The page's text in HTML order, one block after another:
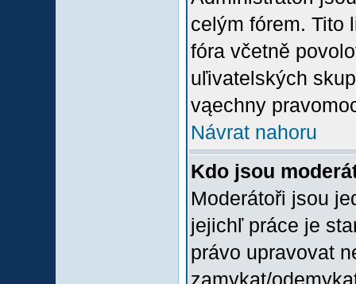
celým fórem. Tito
fóra včetně
uľivatelských
vąechny
Návrat nahoru
Kdo jsou
Moderátoři jsou
jejichľ práce je
právo upravovat
zamykat/